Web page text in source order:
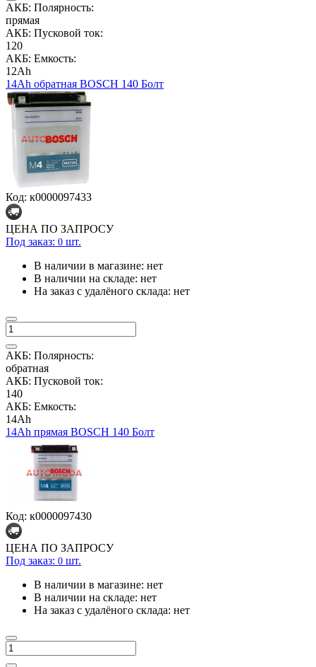
АКБ: Полярность:
прямая
АКБ: Пусковой ток:
120
АКБ: Емкость:
12Ah
14Ah обратная BOSCH 140 Болт
Код: к0000097433
ЦЕНА ПО ЗАПРОСУ
Под заказ: 0 шт.
В наличии в магазине: нет
В наличии на складе: нет
На заказ с удалёного склада: нет
АКБ: Полярность:
обратная
АКБ: Пусковой ток:
140
АКБ: Емкость:
14Ah
14Ah прямая BOSCH 140 Болт
Код: к0000097430
ЦЕНА ПО ЗАПРОСУ
Под заказ: 0 шт.
В наличии в магазине: нет
В наличии на складе: нет
На заказ с удалёного склада: нет